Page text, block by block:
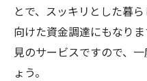
とで、スッキリとした暮
向けた資金調達にもなり
見のサービスですので、
ょう。